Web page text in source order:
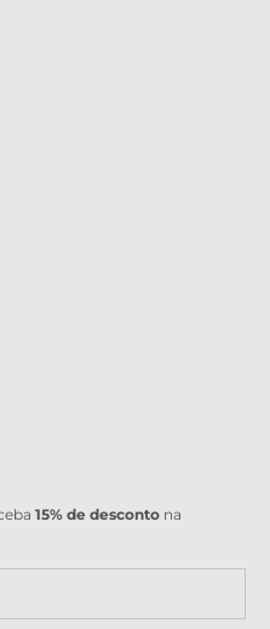
15% de desconto na